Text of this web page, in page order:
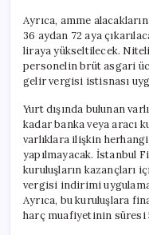
Ayrıca, amme
36 aydan 72 aya
liraya yükseltilecek.
personelin brüt asgari
gelir vergisi istisnası
Yurt dışında bulunan
kadar banka veya aracı
varlıklara ilişkin
yapılmayacak. İstanbul
kuruluşların kazançları
vergisi indirimi
Ayrıca, bu kuruluşlara
harç muafiyetinin süresi